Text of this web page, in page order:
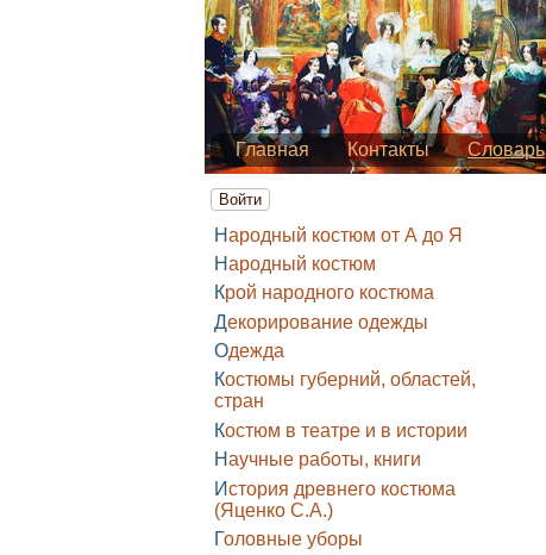
Главная Контакты Словарь
Войти
Народный костюм от А до Я
Народный костюм
Крой народного костюма
Декорирование одежды
Одежда
Костюмы губерний, областей,
стран
Костюм в театре и в истории
Научные работы, книги
История древнего костюма
(Яценко С.А.)
Головные уборы